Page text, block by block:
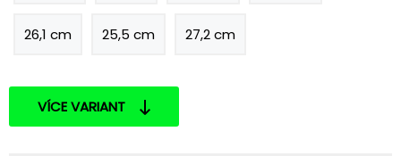
26,1 cm 25,5 cm 27,2 cm
VÍCE VARIANT